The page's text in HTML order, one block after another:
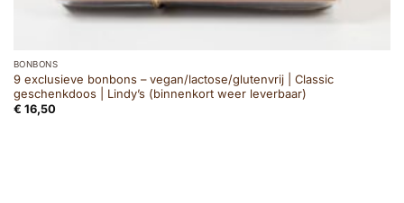
BONBONS
9 exclusieve bonbons – vegan/lactose/glutenvrij | Classic
geschenkdoos | Lindy’s (binnenkort weer leverbaar)
€ 16,50